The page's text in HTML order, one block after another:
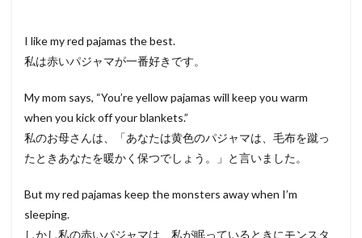
I like my red pajamas the best.
私は赤いパジャマが一番好きです。
My mom says, “You’re yellow pajamas will keep you warm
when you kick off your blankets.”
私のお母さんは、「あなたは黄色のパジャマは、毛布を蹴っ
たときあなたを暖かく保つでしょう。」と言いました。
But my red pajamas keep the monsters away when I’m
sleeping.
しかし私の赤いパジャマは、私が眠っているときにモンスタ